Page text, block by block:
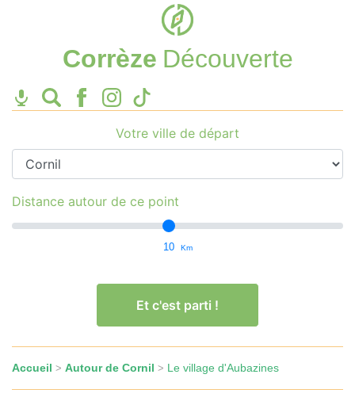
Corrèze Découverte
Votre ville de départ
Distance autour de ce point
10 Km
Et c'est parti !
Accueil > Autour de Cornil > Le village d'Aubazines